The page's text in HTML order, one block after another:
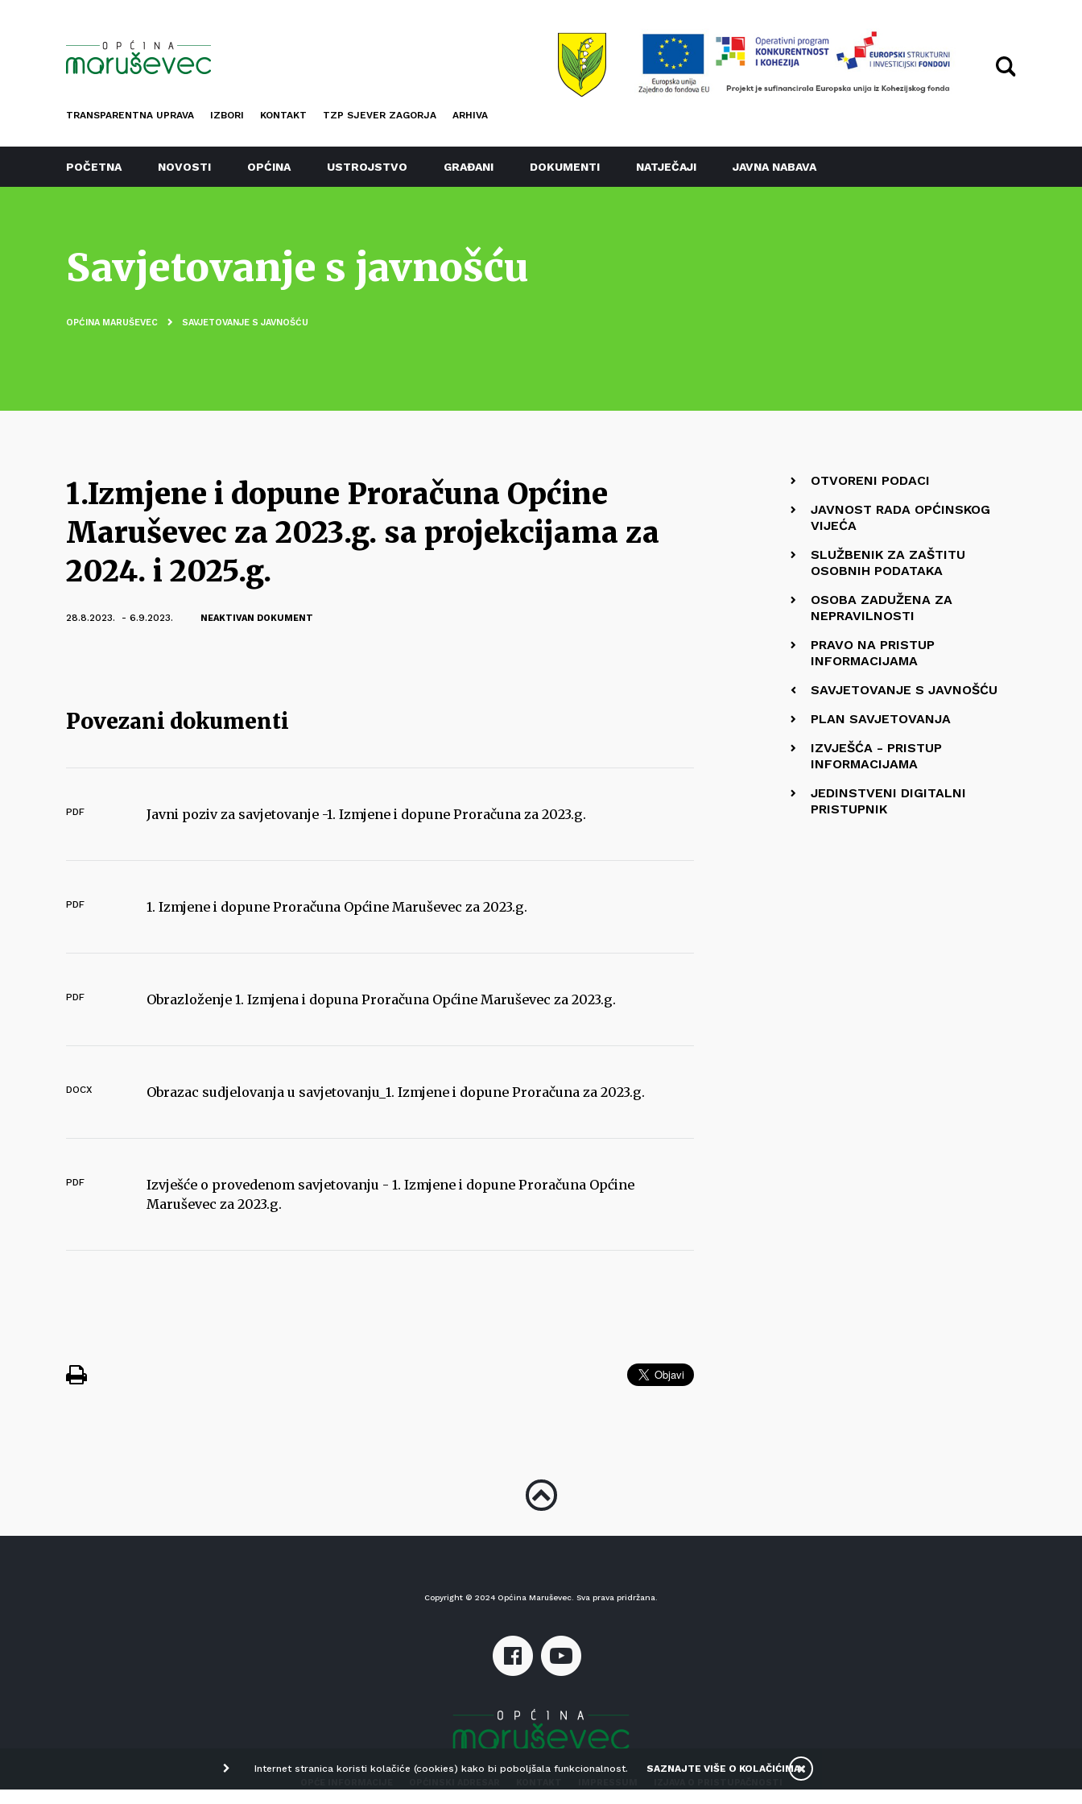
TRANSPARENTNA UPRAVA IZBORI KONTAKT TZP SJEVER ZAGORJA ARHIVA
POČETNA NOVOSTI OPĆINA USTROJSTVO GRAĐANI DOKUMENTI NATJEČAJI JAVNA NABAVA
Savjetovanje s javnošću
OPĆINA MARUŠEVEC SAVJETOVANJE S JAVNOŠĆU
1.Izmjene i dopune Proračuna Općine
Maruševec za 2023.g. sa projekcijama za
2024. i 2025.g.
28.8.2023. - 6.9.2023. NEAKTIVAN DOKUMENT
Povezani dokumenti
PDF Javni poziv za savjetovanje -1. Izmjene i dopune Proračuna za 2023.g.
PDF 1. Izmjene i dopune Proračuna Općine Maruševec za 2023.g.
PDF Obrazloženje 1. Izmjena i dopuna Proračuna Općine Maruševec za 2023.g.
DOCX Obrazac sudjelovanja u savjetovanju_1. Izmjene i dopune Proračuna za 2023.g.
PDF
Izvješće o provedenom savjetovanju - 1. Izmjene i dopune Proračuna Općine
Maruševec za 2023.g.
OTVORENI PODACI
JAVNOST RADA OPĆINSKOG
VIJEĆA
SLUŽBENIK ZA ZAŠTITU
OSOBNIH PODATAKA
OSOBA ZADUŽENA ZA
NEPRAVILNOSTI
PRAVO NA PRISTUP
INFORMACIJAMA
SAVJETOVANJE S JAVNOŠĆU
PLAN SAVJETOVANJA
IZVJEŠĆA - PRISTUP
INFORMACIJAMA
JEDINSTVENI DIGITALNI
PRISTUPNIK
Copyright © 2024 Općina Maruševec. Sva prava pridržana.
Internet stranica koristi kolačiće (cookies) kako bi poboljšala funkcionalnost. SAZNAJTE VIŠE O KOLAČIĆIMA